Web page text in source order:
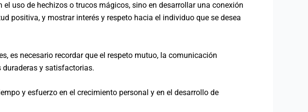
uso de hechizos o trucos mágicos, sino en desarrollar una conexión
positiva, y mostrar interés y respeto hacia el individuo que se desea
es necesario recordar que el respeto mutuo, la comunicación
y satisfactorias.
y esfuerzo en el crecimiento personal y en el desarrollo de